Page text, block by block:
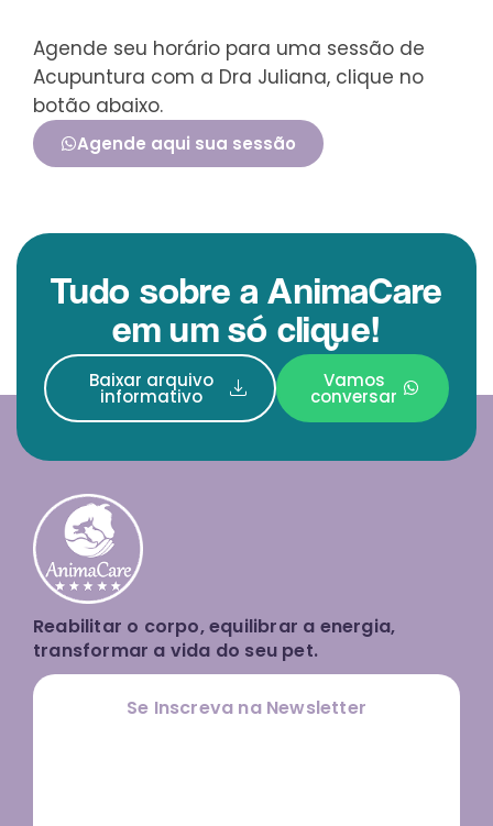
Agende seu horário para uma sessão de
Acupuntura com a Dra Juliana, clique no
botão abaixo.
Agende aqui sua sessão
Tudo sobre a AnimaCare
em um só clique!
Baixar arquivo
informativo
Vamos
conversar
Reabilitar o corpo, equilibrar a energia,
transformar a vida do seu pet.
Se Inscreva na Newsletter